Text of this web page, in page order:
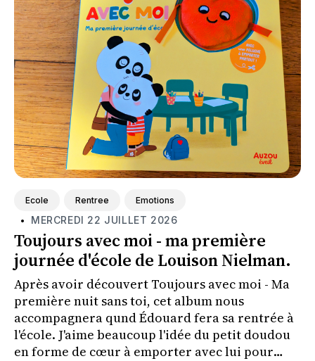
Ecole Rentree Emotions
• MERCREDI 22 JUILLET 2026
Toujours avec moi - ma première
journée d'école de Louison Nielman.
Après avoir découvert Toujours avec moi - Ma
première nuit sans toi, cet album nous
accompagnera qund Édouard fera sa rentrée à
l'école. J'aime beaucoup l'idée du petit doudou
en forme de cœur à emporter avec lui pour